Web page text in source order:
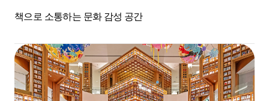
책으로 소통하는 문화 감성 공간